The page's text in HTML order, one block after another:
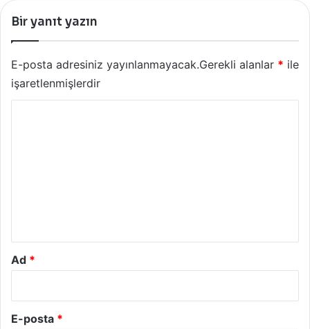
Bir yanıt yazın
E-posta adresiniz yayınlanmayacak.Gerekli alanlar * ile
işaretlenmişlerdir
Ad *
E-posta *